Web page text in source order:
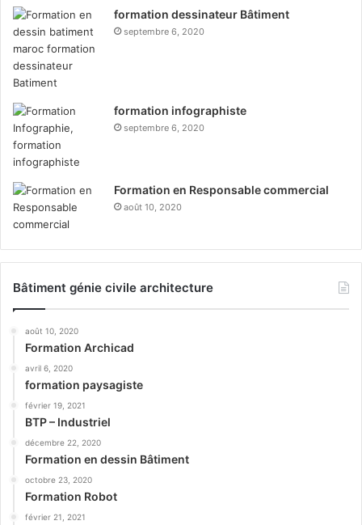
formation dessinateur Bâtiment
septembre 6, 2020
formation infographiste
septembre 6, 2020
Formation en Responsable commercial
août 10, 2020
Bâtiment génie civile architecture
août 10, 2020
Formation Archicad
avril 6, 2020
formation paysagiste
février 19, 2021
BTP – Industriel
décembre 22, 2020
Formation en dessin Bâtiment
octobre 23, 2020
Formation Robot
février 21, 2021